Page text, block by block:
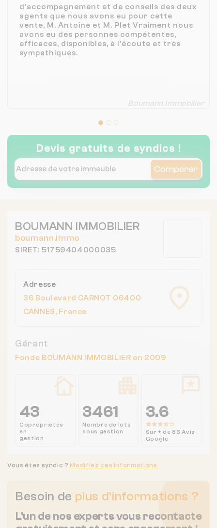
d'accompagnement et de conseils des deux
agents que nous avons eu pour cette
vente, M. Antoine et M. Plet Vraiment nous
avons eu des personnes compétentes,
efficaces, disponibles, à l'écoute et très
sympathiques.
Boumann Immobilier
Devis gratuits de syndics !
Comparer
BOUMANN IMMOBILIER
boumann.immo
SIRET: 51759404000035
Adresse
36 Boulevard CARNOT 06400
CANNES, France
Gérant
Fonde BOUMANN IMMOBILIER en 2009
43
Copropriétés
en
gestion
3461
Nombre de lots
sous gestion
3.6
Sur + de 86 Avis
Google
Besoin de plus d'informations ?
L'un de nos experts vous recontacte
Vous êtes syndic ? Modifiez ces informations